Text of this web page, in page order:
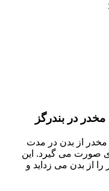
در بندرگز
از بدن در مدت
صورت می گیرد. این
از بدن می زداید و